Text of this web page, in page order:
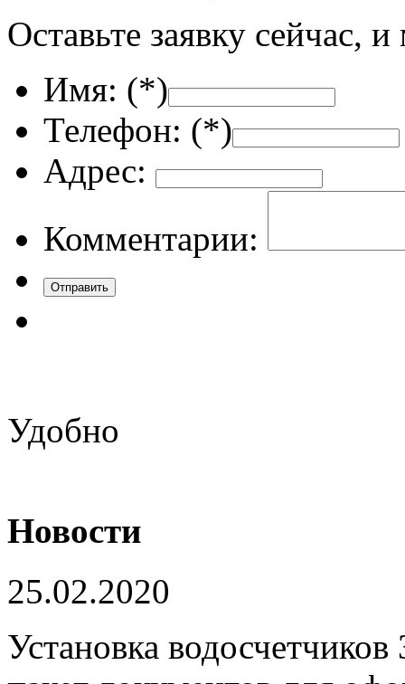
Оставьте заявку сейчас,
Имя: (*)
Телефон: (*)
Адрес:
Комментарии:
Удобно
Новости
25.02.2020
Установка